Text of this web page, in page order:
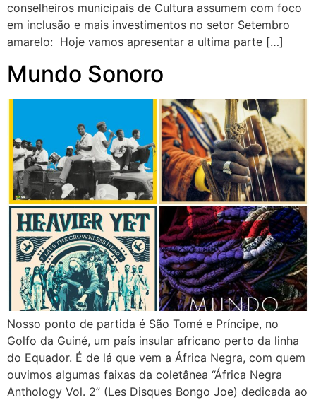
conselheiros municipais de Cultura assumem com foco
em inclusão e mais investimentos no setor Setembro
amarelo: Hoje vamos apresentar a ultima parte […]
Mundo Sonoro
Nosso ponto de partida é São Tomé e Príncipe, no
Golfo da Guiné, um país insular africano perto da linha
do Equador. É de lá que vem a África Negra, com quem
ouvimos algumas faixas da coletânea “África Negra
Anthology Vol. 2” (Les Disques Bongo Joe) dedicada ao